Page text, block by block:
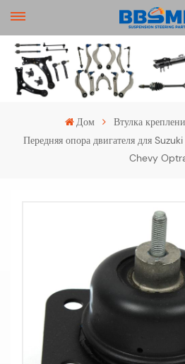
Дом
Втулка
Передняя опора двигателя для
Chevy